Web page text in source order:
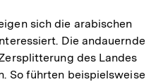
sich die arabischen
Die andauernde
des Landes
So führten beispielsweise